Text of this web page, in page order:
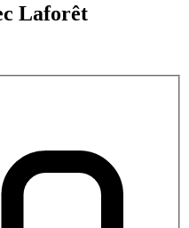
Laforêt